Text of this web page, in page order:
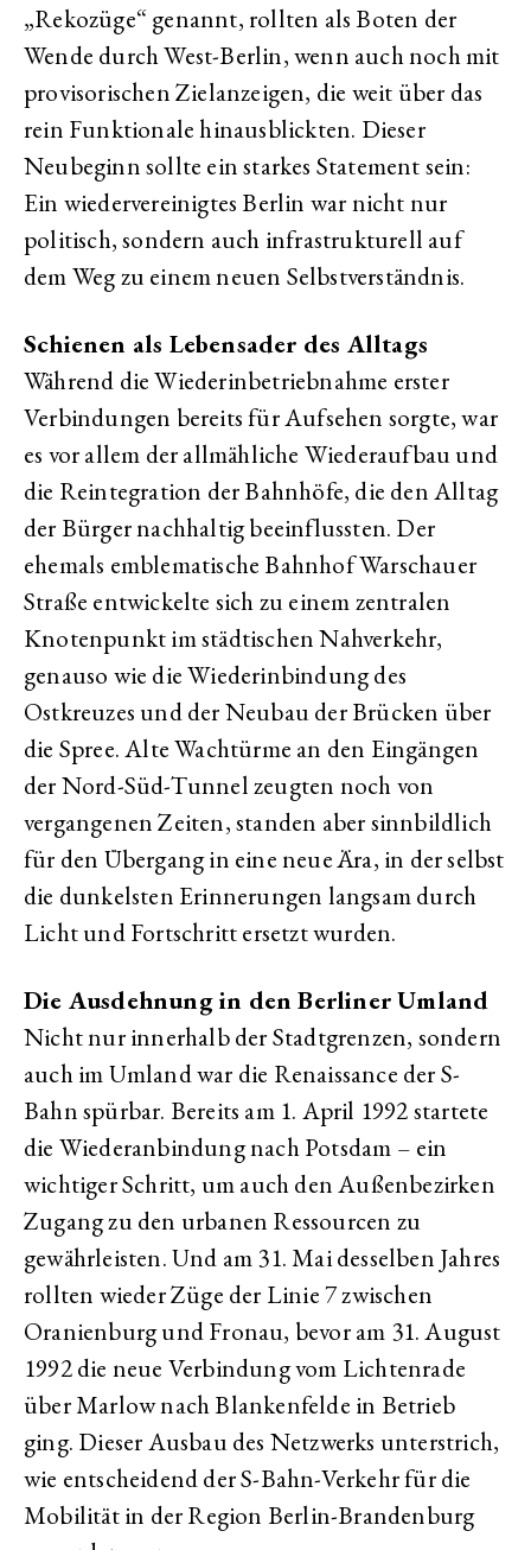
„Rekozüge“ genannt, rollten als Boten der
Wende durch West-Berlin, wenn auch noch mit
provisorischen Zielanzeigen, die weit über das
rein Funktionale hinausblickten. Dieser
Neubeginn sollte ein starkes Statement sein:
Ein wiedervereinigtes Berlin war nicht nur
politisch, sondern auch infrastrukturell auf
dem Weg zu einem neuen Selbstverständnis.
Schienen als Lebensader des Alltags
Während die Wiederinbetriebnahme erster
Verbindungen bereits für Aufsehen sorgte, war
es vor allem der allmähliche Wiederaufbau und
die Reintegration der Bahnhöfe, die den Alltag
der Bürger nachhaltig beeinflussten. Der
ehemals emblematische Bahnhof Warschauer
Straße entwickelte sich zu einem zentralen
Knotenpunkt im städtischen Nahverkehr,
genauso wie die Wiederinbindung des
Ostkreuzes und der Neubau der Brücken über
die Spree. Alte Wachtürme an den Eingängen
der Nord-Süd-Tunnel zeugten noch von
vergangenen Zeiten, standen aber sinnbildlich
für den Übergang in eine neue Ära, in der selbst
die dunkelsten Erinnerungen langsam durch
Licht und Fortschritt ersetzt wurden.
Die Ausdehnung in den Berliner Umland
Nicht nur innerhalb der Stadtgrenzen, sondern
auch im Umland war die Renaissance der S-
Bahn spürbar. Bereits am 1. April 1992 startete
die Wiederanbindung nach Potsdam – ein
wichtiger Schritt, um auch den Außenbezirken
Zugang zu den urbanen Ressourcen zu
gewährleisten. Und am 31. Mai desselben Jahres
rollten wieder Züge der Linie 7 zwischen
Oranienburg und Fronau, bevor am 31. August
1992 die neue Verbindung vom Lichtenrade
über Marlow nach Blankenfelde in Betrieb
ging. Dieser Ausbau des Netzwerks unterstrich,
wie entscheidend der S-Bahn-Verkehr für die
Mobilität in der Region Berlin-Brandenburg